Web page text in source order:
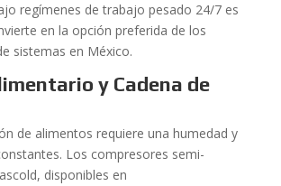
regímenes de trabajo pesado 24/7 es
en la opción preferida de los
sistemas en México.
y Cadena de
de alimentos requiere una humedad y
Los compresores semi-
disponibles en